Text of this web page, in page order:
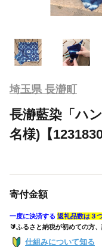
埼玉県 長瀞町
長瀞藍染「ハ
名様)【1231830
寄付金額
一度に決済する 返礼品数は３
🔰ふるさと納税が初めての方
仕組みについて知る